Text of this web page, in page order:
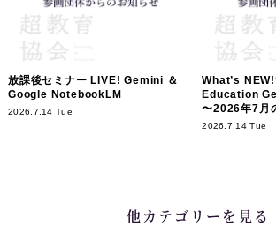
放課後セミナー LIVE! Gemini ＆
Google NotebookLM
2026.7.14 Tue
What’s
Education
〜2026年7月
2026.7.14 Tue
他カテゴリーを見る